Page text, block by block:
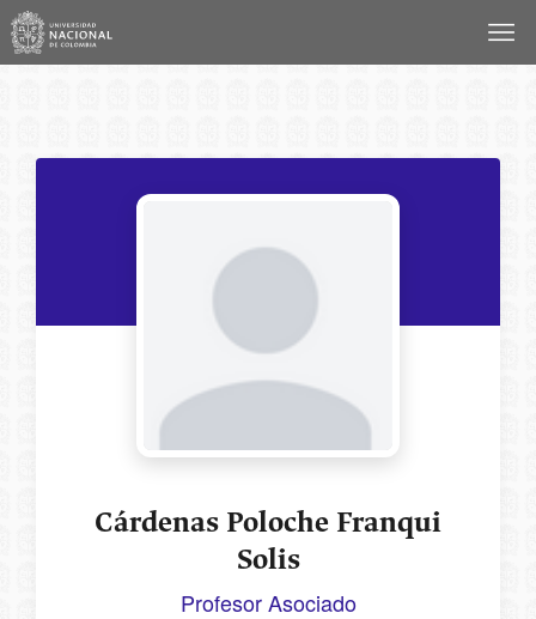
Saltar
contenido
Cárdenas Poloche Franqui
Solis
Profesor Asociado